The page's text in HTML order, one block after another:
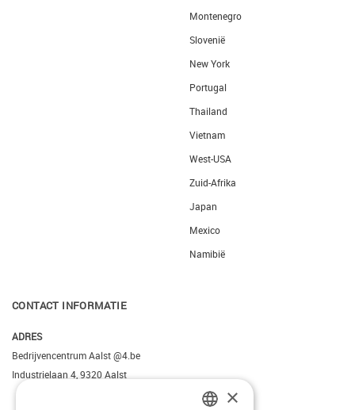
Montenegro
Slovenië
New York
Portugal
Thailand
Vietnam
West-USA
Zuid-Afrika
Japan
Mexico
Namibië
CONTACT INFORMATIE
ADRES
Bedrijvencentrum Aalst @4.be
Industrielaan 4, 9320 Aalst
×